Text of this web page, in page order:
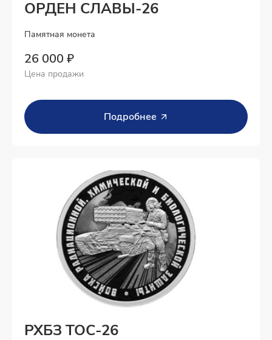
ОРДЕН СЛАВЫ-26
Памятная монета
26 000 ₽
Цена продажи
Подробнее
РХБЗ ТОС-26